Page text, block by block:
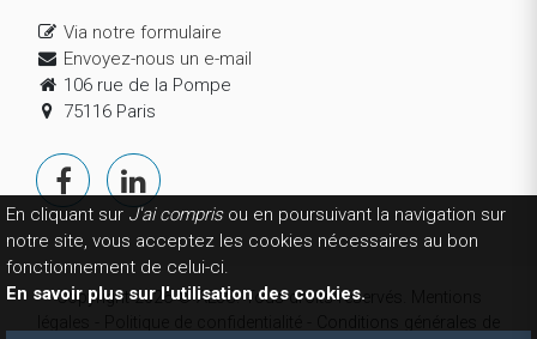
En cliquant sur J'ai comprisou en poursuivant la navigation sur
notre site, vous acceptez les cookies nécessaires au bon
fonctionnement de celui-ci.
En savoir plus sur l'utilisation des cookies.
Via notre formulaire
Envoyez-nous un e-mail
106 rue de la Pompe
75116 Paris
Copyright 2026 © AEJS. Tous droits réservés.